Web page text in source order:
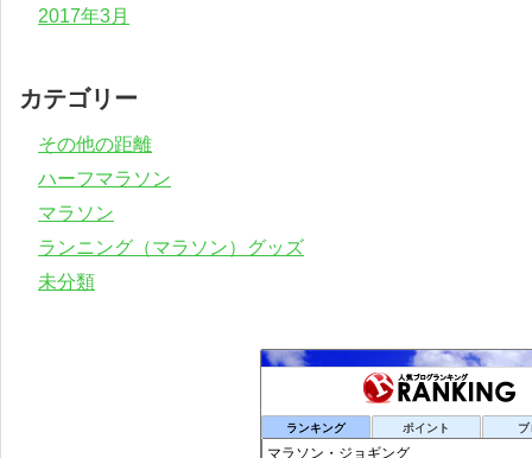
2017年3月
カテゴリー
その他の距離
ハーフマラソン
マラソン
ランニング（マラソン）グッズ
未分類
ランキング ポイント